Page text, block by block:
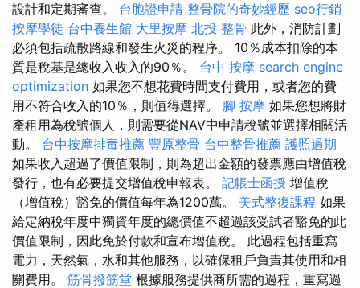
設計和定期審查。 台胞證申請 整骨院的奇妙經歷 seo行銷
按摩學徒 台中養生館 大里按摩 北投 整骨 此外，消防計劃
必須包括疏散路線和發生火災的程序。 10％成本扣除的本
質是稅基是總收入收入的90％。 台中 按摩 search engine
optimization 如果您不想花費時間支付費用，或者您的費
用不符合收入的10％，則值得選擇。 腳 按摩 如果您想將財
產租用為稅號個人，則需要從NAV中申請稅號並選擇相關活
動。 台中按摩排毒推薦 豐原整骨 台中整骨推薦 護照過期
如果收入超過了價值限制，則為超出金額的發票應由增值稅
發行，也有必要提交增值稅申報表。 記帳士函授 增值稅
（增值稅）豁免的價值每年為1200萬。 美式整復課程 如果
給定納稅年度中獨資年度的總價值不超過該受試者豁免的此
價值限制，因此免於付款和宣布增值稅。 此過程包括重寫
電力，天然氣，水和其他服務，以確保租戶負責其使用和相
關費用。 筋骨撥筋堂 根據服務提供商所需的過程，重寫過